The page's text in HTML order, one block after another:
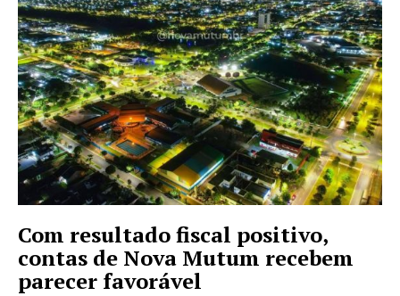
Com resultado fiscal positivo,
contas de Nova Mutum recebem
parecer favorável